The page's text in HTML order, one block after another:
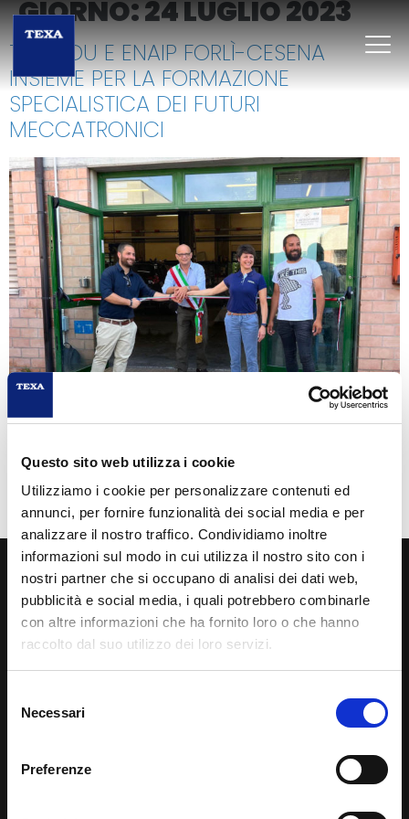
Questo sito web utilizza i cookie
Utilizziamo i cookie per personalizzare contenuti ed
annunci, per fornire funzionalità dei social media e per
analizzare il nostro traffico. Condividiamo inoltre
informazioni sul modo in cui utilizza il nostro sito con i
nostri partner che si occupano di analisi dei dati web,
pubblicità e social media, i quali potrebbero combinarle
con altre informazioni che ha fornito loro o che hanno
raccolto dal suo utilizzo dei loro servizi.
delNecessari
Preferenze
GIORNO:24 LUGLIO 2023
TEXAEDU E ENAIP FORLÌ-CESENA
INSIEME PER LA FORMAZIONE
SPECIALISTICA DEI FUTURI
MECCATRONICI
della sessantunesima Academy TEXAEDU in Italia,
rivolta agli studenti che frequentano il corso di
Operatore Meccatronico dell’Autoriparazione.
LINK UTILI
Iscriviti alla newsletter
Lascia la tua mail per restare sempre aggiornato sulle
ultime novità del settore